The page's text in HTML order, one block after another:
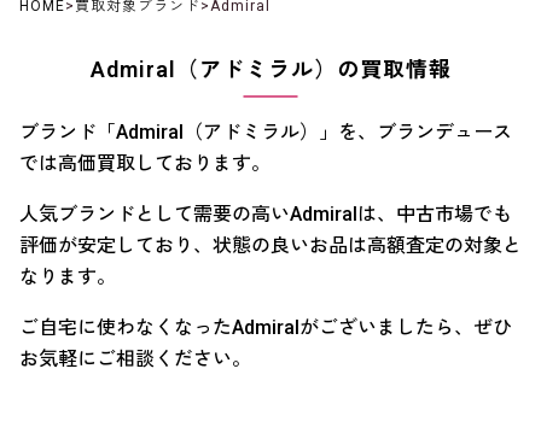
HOME> 買取対象ブランド >Admiral
Admiral（アドミラル）の買取情報
ブランド「Admiral（アドミラル）」を、ブランデュース
では高価買取しております。
人気ブランドとして需要の高いAdmiralは、中古市場でも
評価が安定しており、状態の良いお品は高額査定の対象と
なります。
ご自宅に使わなくなったAdmiralがございましたら、ぜひ
お気軽にご相談ください。